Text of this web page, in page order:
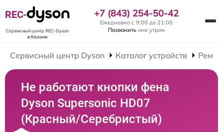
REC-
Сервисный центр REC-Dyson
в Казани
+7 (843) 254-50-42
Ежедневно с 9:00 до 21:00
Позвонить мне утром
Сервисный центр Dyson Каталог устройств
Не работают кнопки фена
Dyson Supersonic HD07
(Красный/Серебристый)